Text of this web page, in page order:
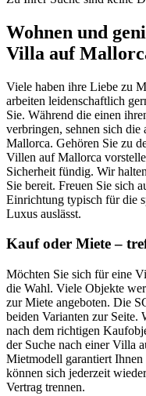
Wohnen und
Villa auf
Viele haben ihre Liebe zu
arbeiten leidenschaftlich
Sie. Während die einen
verbringen, sehnen sich
Mallorca. Gehören Sie zu
Villen auf Mallorca
Sicherheit fündig. Wir
Sie bereit. Freuen Sie sich
Einrichtung typisch für die
Luxus auslässt.
Kauf oder Miete –
Möchten Sie sich für eine
die Wahl. Viele Objekte
zur Miete angeboten. Die
beiden Varianten zur Seite.
nach dem richtigen
der Suche nach einer Villa
Mietmodell garantiert
können sich jederzeit
Vertrag trennen.